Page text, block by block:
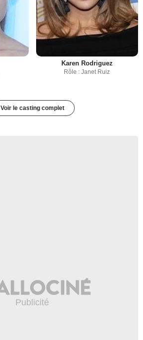
Karen Rodriguez
Rôle : Janet Ruiz
Voir le casting complet